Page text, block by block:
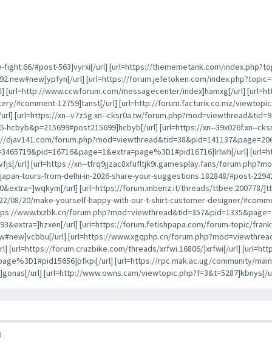
#post-563]vyrxi[/url] [url=https://thememetank.com/
url] [url=https://forum.jefetoken.com/
www.ccwforum.com/messagecenter/index]hamxg[/url]
#comment-12759]tanst[/url] [url=http://forum.facturix.co.mz/
[url=https://xn--v7z5g.xn--cksr0a.tw/
url] [url=https://xn--39x026f.xn--
url]
url] [url=https://xn--tfrq9jjzac8xfufltjk9i.gamesplay.fans/
tours-from-delhi-in-2026-share-your-suggestions.182848/#post-
url] [url=https://forum.mbenz.it/threads/ttbee.200778/
08/20/make-yourself-happy-with-our-t-shirt-customer-designer/
www.txzbk.cn/
url] [url=https://forum.fetishpapa.com/forum-topic/
url] [url=https://www.xgqphp.cn/
[url=https://forum.cruzbike.com/threads/xrfwi.16806/]xrfwi[/url]
url] [url=https://rpc.mak.ac.ug/community/
url] [url=http://www.owns.cam/viewtopic.php?f=3&t=5287]kbnys[/